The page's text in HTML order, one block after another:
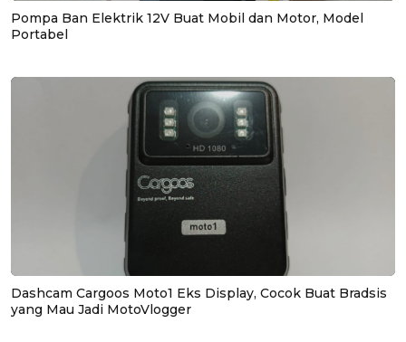
Pompa Ban Elektrik 12V Buat Mobil dan Motor, Model
Portabel
Dashcam Cargoos Moto1 Eks Display, Cocok Buat Bradsis
yang Mau Jadi MotoVlogger